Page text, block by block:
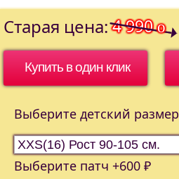
Старая цена: 4 990o
Купить в один клик
Выберите детский размер
Выберите патч +600 ₽